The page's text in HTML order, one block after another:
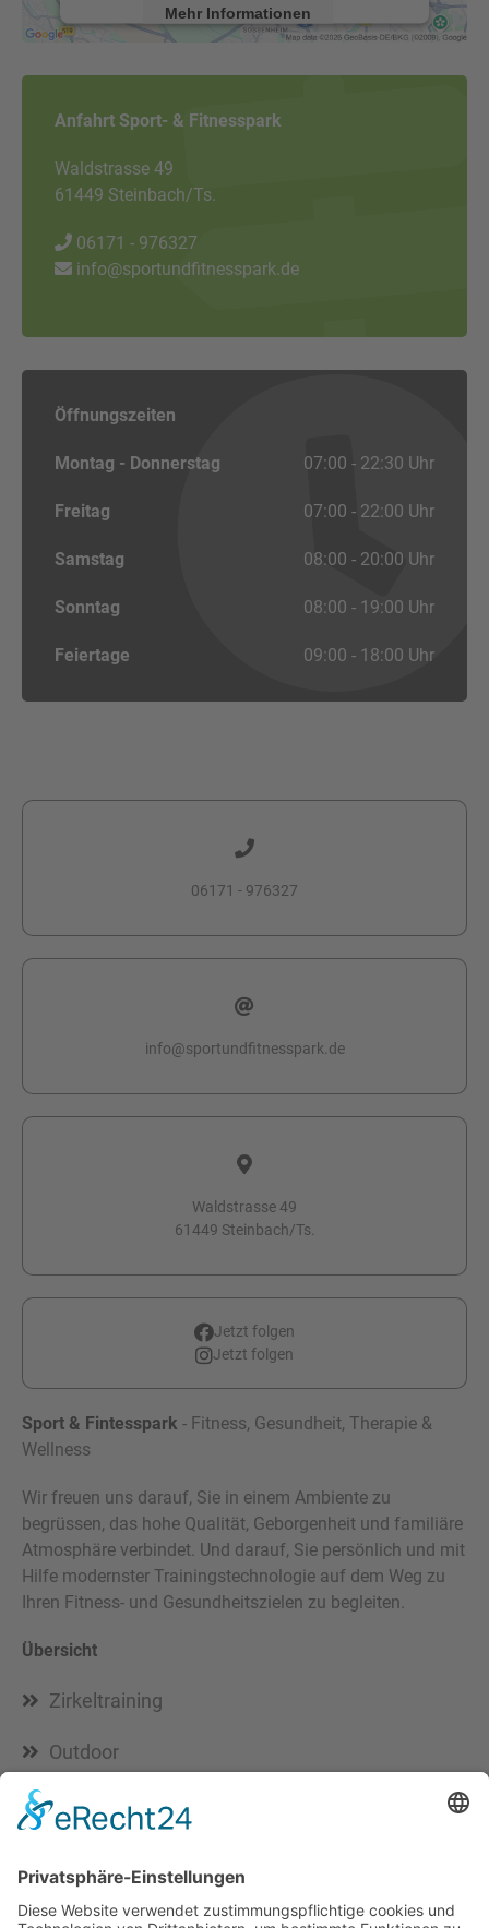
Mehr Informationen
powered by
Usercentrics Consent
Management Platform&
Anfahrt Sport- & Fitnesspark
Waldstrasse 49
61449 Steinbach/Ts.
06171 - 976327
info@sportundfitnesspark.de
Öffnungszeiten
Montag - Donnerstag 07:00 - 22:30 Uhr
Freitag 07:00 - 22:00 Uhr
Samstag 08:00 - 20:00 Uhr
Sonntag 08:00 - 19:00 Uhr
Feiertage 09:00 - 18:00 Uhr
06171 - 976327
info@sportundfitnesspark.de
Waldstrasse 49
61449 Steinbach/Ts.
Jetzt folgen
Jetzt folgen
Sport & Fintesspark - Fitness, Gesundheit, Therapie &
Wellness
Wir freuen uns darauf, Sie in einem Ambiente zu
begrüssen, das hohe Qualität, Geborgenheit und familiäre
Atmosphäre verbindet. Und darauf, Sie persönlich und mit
Hilfe modernster Trainingstechnologie auf dem Weg zu
Ihren Fitness- und Gesundheitszielen zu begleiten.
Öffnungszeiten
Übersicht
Zirkeltraining
Outdoor
Strandbar